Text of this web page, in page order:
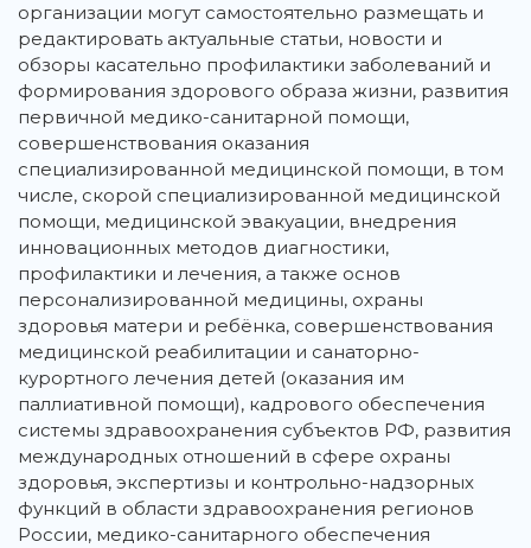
организации могут самостоятельно размещать и
редактировать актуальные статьи, новости и
обзоры касательно профилактики заболеваний и
формирования здорового образа жизни, развития
первичной медико-санитарной помощи,
совершенствования оказания
специализированной медицинской помощи, в том
числе, скорой специализированной медицинской
помощи, медицинской эвакуации, внедрения
инновационных методов диагностики,
профилактики и лечения, а также основ
персонализированной медицины, охраны
здоровья матери и ребёнка, совершенствования
медицинской реабилитации и санаторно-
курортного лечения детей (оказания им
паллиативной помощи), кадрового обеспечения
системы здравоохранения субъектов РФ, развития
международных отношений в сфере охраны
здоровья, экспертизы и контрольно-надзорных
функций в области здравоохранения регионов
России, медико-санитарного обеспечения